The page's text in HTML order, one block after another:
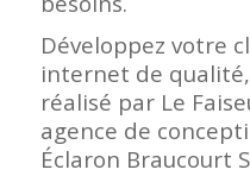
Développez votre
internet de
réalisé par Le
agence de
Éclaron Braucourt